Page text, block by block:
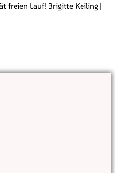
freien Lauf! Brigitte Keiling |